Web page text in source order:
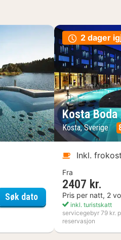
Søk datoNynäs Havsbad
2 dager
Kosta
Kosta, Sverige
Inkl.
Fra
2407 kr.
Pris per natt, 2
inkl. turistskatt
servicegebyr 79 kr.
reservasjon